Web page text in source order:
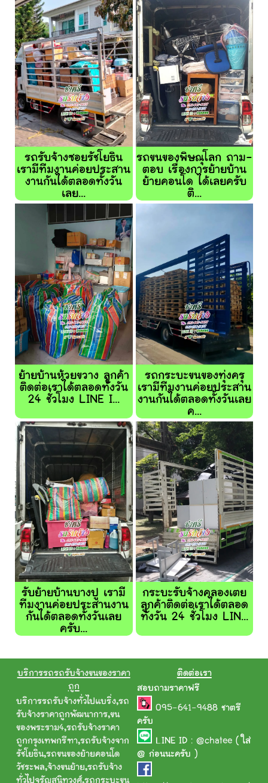
รถรับจ้างซอยรัชโยธิน
เรามีทีมงานค่อยประสาน
งานกันได้ตลอดทั้งวัน
เลย...
รถขนของพิษณุโลก ถาม-
ตอบ เรื่องการย้ายบ้าน
ย้ายคอนโด ได้เลยครับ
ติ...
ย้ายบ้านห้วยขวาง ลูกค้า
ติดต่อเราได้ตลอดทั้งวัน
24 ชั่วโมง LINE I...
รถกระบะขนของทุ่งครุ
เรามีทีมงานค่อยประสาน
งานกันได้ตลอดทั้งวันเลย
ค...
รับย้ายบ้านบางปู เรามี
ทีมงานค่อยประสานงาน
กันได้ตลอดทั้งวันเลย
ครับ...
กระบะรับจ้างคลองเตย
ลูกค้าติดต่อเราได้ตลอด
ทั้งวัน 24 ชั่วโมง LIN...
บริการรถรถรับจ้างขนของราคา
ถูก
บริการรถรับจ้างทั่วไปแบริ่ง,รถ
รับจ้างราคาถูกพัฒนาการ,ขน
ของพระราม4,รถรับจ้างราคา
ถูกกรุงเทพกรีฑา,รถรับจ้างจาก
รัชโยธิน,รถขนของย้ายคอนโด
วัชระพล,จ้างขนย้าย,รถรับจ้าง
ทั่วไปจรัญสนิทวงศ์,รถกระบะขน
ติดต่อเรา
สอบถามราคาฟรี
095-641-9488 ชาตรี
ครับ
LINE ID : @chatee ( ใส่
@ ก่อนนะครับ )